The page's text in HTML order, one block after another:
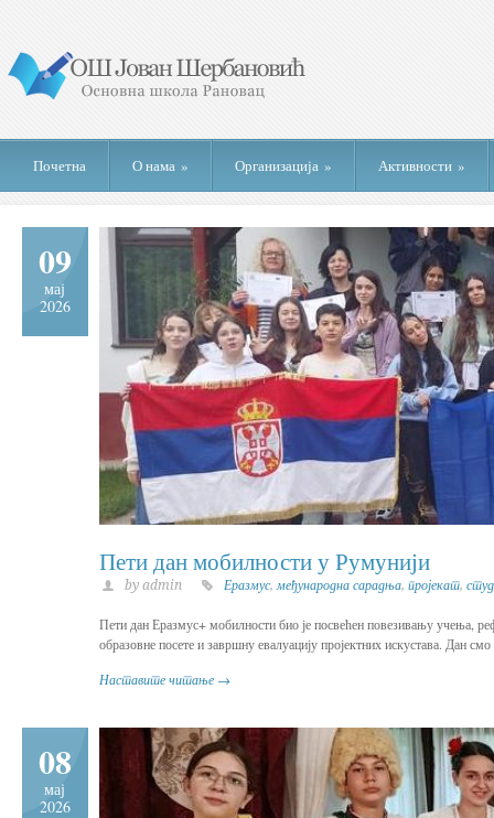
Почетна О нама » Организација » Активности »
09
мај
2026
Пети дан мобилности у Румунији
by admin Еразмус,међународна сарадња, пројекат,
Пети дан Еразмус+ мобилности био је посвећен повезивању учења,
образовне посете и завршну евалуацију пројектних искустава. Дан
Наставите читање →
08
мај
2026